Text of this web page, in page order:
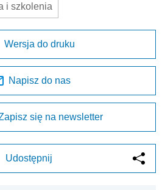
i szkolenia
Wersja do druku
Napisz do nas
się na newsletter
Udostępnij